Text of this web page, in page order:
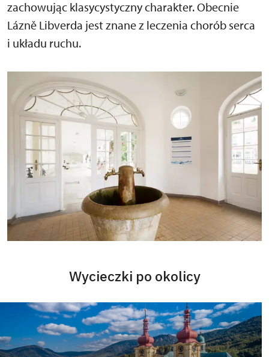
zachowując klasycystyczny charakter. Obecnie
Lázně Libverda jest znane z leczenia chorób serca
i układu ruchu.
Wycieczki po okolicy